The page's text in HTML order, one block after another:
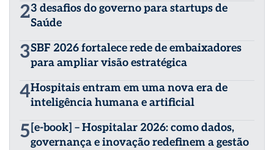
23 desafios do governo para startups de
Saúde
3SBF 2026 fortalece rede de embaixadores
para ampliar visão estratégica
4Hospitais entram em uma nova era de
inteligência humana e artificial
5 [e-book] – Hospitalar 2026: como dados,
governança e inovação redefinem a gestão